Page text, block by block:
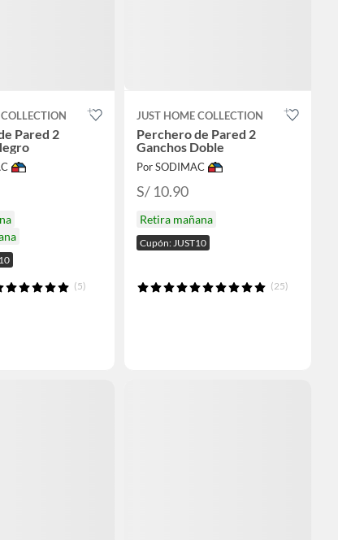
Pared 2
(5)
JUST HOME COLLECTION
Perchero de Pared 2
Ganchos Doble
Por SODIMAC
S/ 10.90
Retira mañana
Cupón: JUST10
(25)